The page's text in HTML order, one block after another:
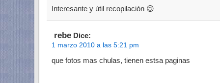
Interesante y útil recopilación 😉
rebe Dice:
1 marzo 2010 a las 5:21 pm
que fotos mas chulas, tienen estsa paginas